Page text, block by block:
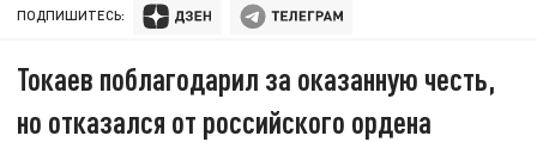
ПОДПИШИТЕСЬ:
Токаев поблагодарил за оказанную честь,
но отказался от российского ордена